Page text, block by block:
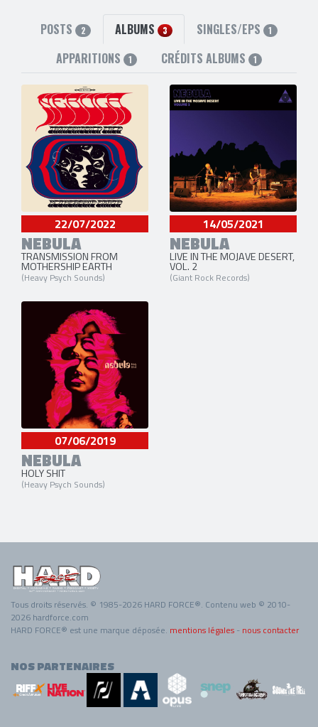
POSTS 2 ALBUMS 3 SINGLES/EPS 1
APPARITIONS 1 CRÉDITS ALBUMS 1
22/07/2022
NEBULA
TRANSMISSION FROM
MOTHERSHIP EARTH
(Heavy Psych Sounds)
14/05/2021
NEBULA
LIVE IN THE MOJAVE DESERT,
VOL. 2
(Giant Rock Records)
07/06/2019
NEBULA
HOLY SHIT
(Heavy Psych Sounds)
Tous droits réservés. © 1985-2026 HARD FORCE®. Contenu web © 2010-
2026 hardforce.com
HARD FORCE® est une marque déposée. mentions légales - nous contacter
NOS PARTENAIRES